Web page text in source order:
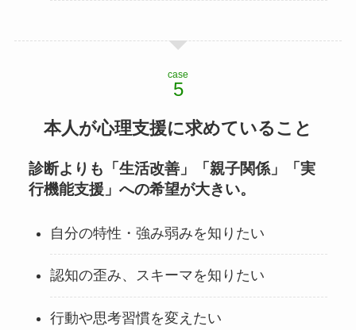
case
本人が心理支援に求めていること
診断よりも「生活改善」「親子関係」「実
行機能支援」への希望が大きい。
自分の特性・強み弱みを知りたい
認知の歪み、スキーマを知りたい
行動や思考習慣を変えたい